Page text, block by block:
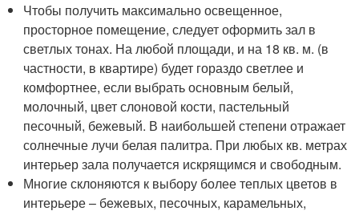
Чтобы получить максимально освещенное,
просторное помещение, следует оформить зал в
светлых тонах. На любой площади, и на 18 кв. м. (в
частности, в квартире) будет гораздо светлее и
комфортнее, если выбрать основным белый,
молочный, цвет слоновой кости, пастельный
песочный, бежевый. В наибольшей степени отражает
солнечные лучи белая палитра. При любых кв. метрах
интерьер зала получается искрящимся и свободным.
Многие склоняются к выбору более теплых цветов в
интерьере – бежевых, песочных, карамельных,